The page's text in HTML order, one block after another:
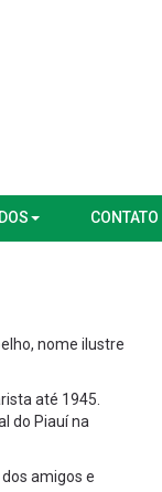
CONTATO
nome ilustre
até 1945.
do Piauí na
amigos e